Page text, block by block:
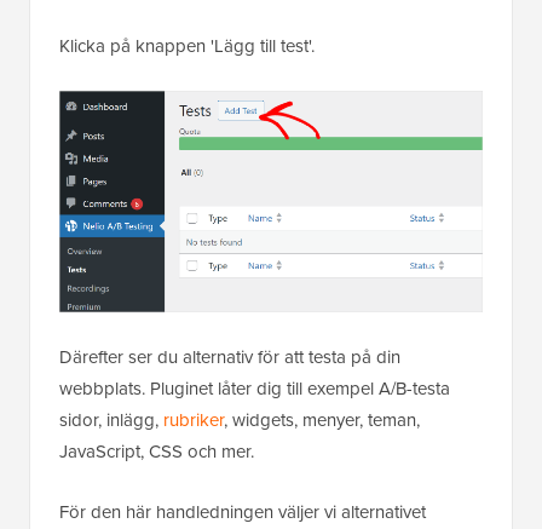
Klicka på knappen 'Lägg till test'.
Därefter ser du alternativ för att testa på din
webbplats. Pluginet låter dig till exempel A/B-testa
sidor, inlägg, rubriker, widgets, menyer, teman,
JavaScript, CSS och mer.
För den här handledningen väljer vi alternativet